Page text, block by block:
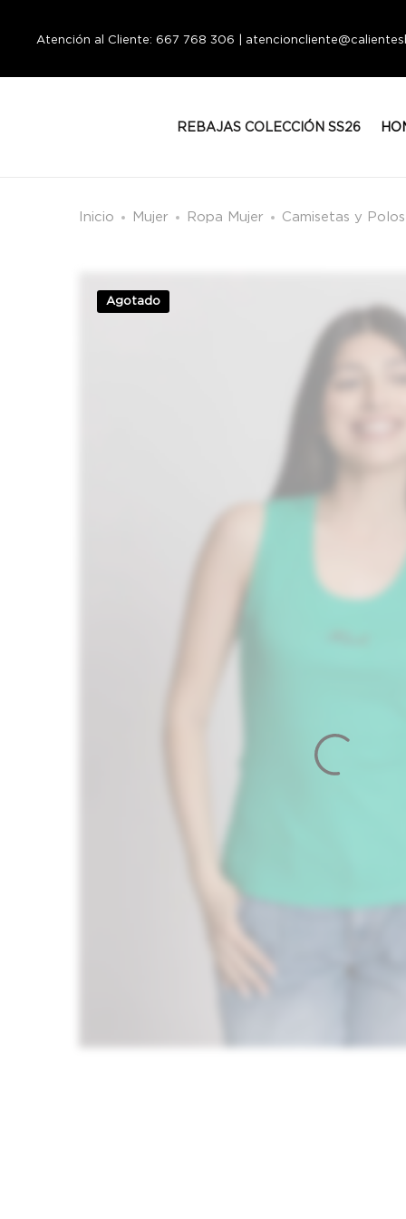
Atención al Cliente: 667 768 306 |
REBAJAS COLECCIÓN SS26
Inicio Mujer Ropa Mujer Camisetas y Polos
Agotado